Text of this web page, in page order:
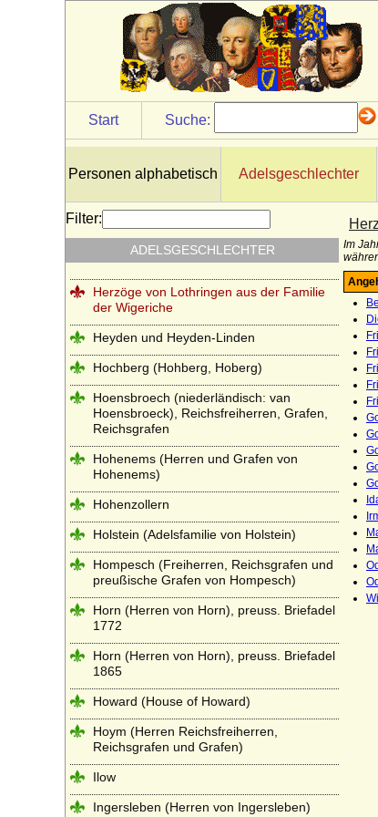
Start Suche:
Personen alphabetisch Adelsgeschlechter
Im
Filter:
ADELSGESCHLECHTER
Herren und Grafen von Eberstein
Herren und Grafen von Querfurt
Herren und Grafen von Zimmern
Herren und Grafen von Zutphen
Herren von Gemen
Herren von Neuffen (Herren von Niefen)
Hertzberg (Herren und Grafen von
Hertzberg)
Herzöge und Fürsten von Hohenberg
Herzöge von Lothringen aus der Familie
der Wigeriche
Heyden und Heyden-Linden
Hochberg (Hohberg, Hoberg)
Hoensbroech (niederländisch: van
Hoensbroeck), Reichsfreiherren, Grafen,
Reichsgrafen
Hohenems (Herren und Grafen von
Hohenems)
Hohenzollern
Holstein (Adelsfamilie von Holstein)
Hompesch (Freiherren, Reichsgrafen und
preußische Grafen von Hompesch)
Horn (Herren von Horn), preuss. Briefadel
1772
Horn (Herren von Horn), preuss. Briefadel
1865
Howard (House of Howard)
Hoym (Herren Reichsfreiherren,
Reichsgrafen und Grafen)
Ilow
Ingersleben (Herren von Ingersleben)